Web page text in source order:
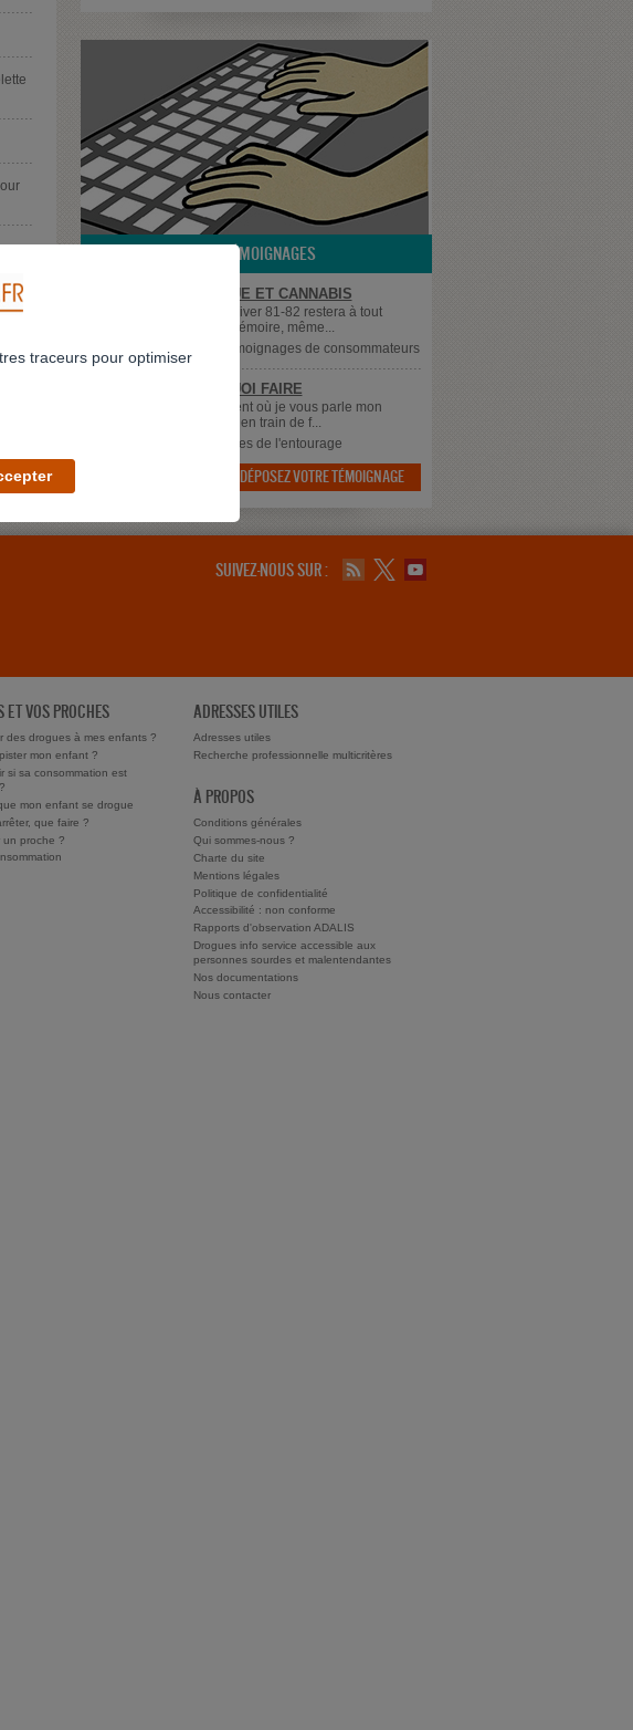
LES TÉMOIGNAGES
ATTAQUE DE PANIQUE ET CANNABIS
J'ai presque 60 ans et l'hiver 81-82 restera à tout
jamais gravé dans ma mémoire, même...
Témoignages de consommateurs
JE NE SAIS PLUS QUOI FAIRE
Bonjour à tous, Au moment où je vous parle mon
conjoint qui à 43 ans est en train de f...
Témoignages de l'entourage
DÉPOSEZ VOTRE TÉMOIGNAGE
SUIVEZ-NOUS SUR :
ET VOS PROCHES
des drogues à mes enfants ?
mon enfant ?
si sa consommation est
mon enfant se drogue
que faire ?
un proche ?
ADRESSES UTILES
Adresses utiles
Recherche professionnelle multicritères
À PROPOS
Conditions générales
Qui sommes-nous ?
Charte du site
Mentions légales
Politique de confidentialité
Accessibilité : non conforme
Rapports d'observation ADALIS
Drogues info service accessible aux
personnes sourdes et malentendantes
Nos documentations
Nous contacter
traceurs pour optimiser